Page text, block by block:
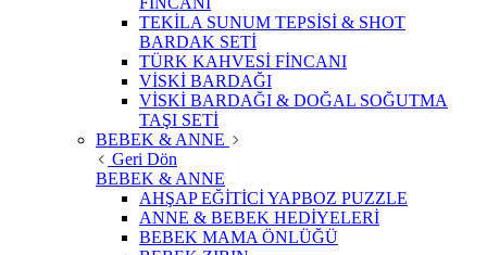
TEKİLA SUNUM TEPSİSİ & SHOT
BARDAK SETİ
TÜRK KAHVESİ FİNCANI
VİSKİ BARDAĞI
VİSKİ BARDAĞI & DOĞAL SOĞUTMA
TAŞI SETİ
BEBEK & ANNE
Geri Dön
BEBEK & ANNE
AHŞAP EĞİTİCİ YAPBOZ PUZZLE
ANNE & BEBEK HEDİYELERİ
BEBEK MAMA ÖNLÜĞÜ